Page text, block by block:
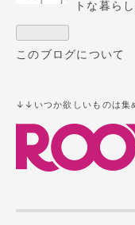
トな暮ら
このブログについて
↓↓いつか欲しいものは集